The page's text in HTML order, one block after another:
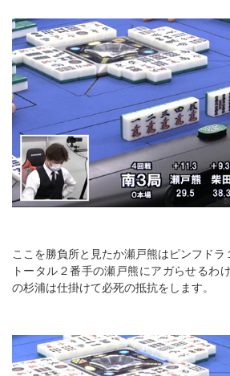
ここを勝負所と見たか瀬戸熊はピンフドラ
トータル２番手の瀬戸熊にアガらせるわ
の杉浦は仕掛けて必死の抵抗をします。